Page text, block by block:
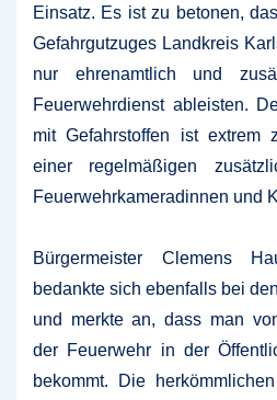
Einsatz. Es ist zu betonen,
Gefahrgutzuges Landkreis
nur ehrenamtlich und
Feuerwehrdienst ableisten.
mit Gefahrstoffen ist extrem
einer regelmäßigen
Feuerwehrkameradinnen und
Bürgermeister Clemens
bedankte sich ebenfalls bei
und merkte an, dass man
der Feuerwehr in der
bekommt. Die